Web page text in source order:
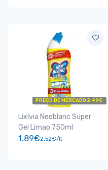
PREÇO DE MERCADO 2.49€
Lixívia Neoblanc Super
Gel Limao 750ml
1.89€2.52€/lt